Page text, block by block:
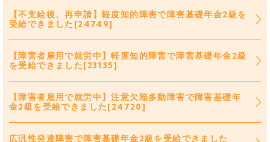
【不支給後、再申請】軽度知的障害で障害基礎年金2級を
受給できました[24749]
【障害者雇用で就労中】軽度知的障害で障害基礎年金2級
を受給できました[23135]
【障害者雇用で就労中】注意欠陥多動障害で障害基礎年
金2級を受給できました[24720]
広汎性発達障害で障害基礎年金2級を受給できました